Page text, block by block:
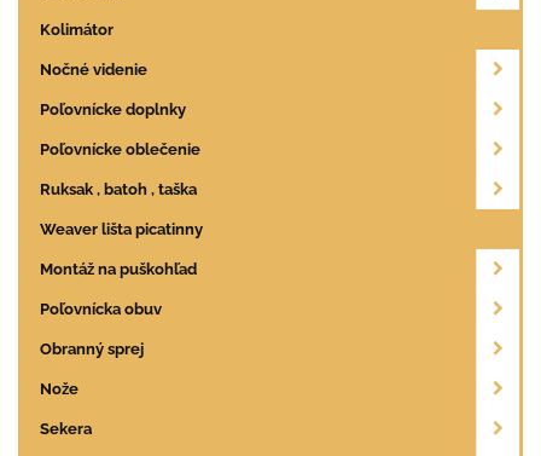
Kolimátor
Nočné videnie
Poľovnícke doplnky
Poľovnícke oblečenie
Ruksak , batoh , taška
Weaver lišta picatinny
Montáž na puškohľad
Poľovnícka obuv
Obranný sprej
Nože
Sekera